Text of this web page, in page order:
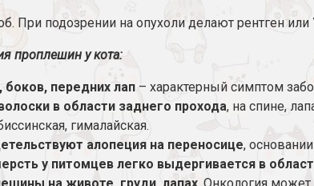
При подозрении на опухоли делают рентген или
проплешин у кота:
передних лап– характерный симптом
в области заднего прохода, на спине,
гималайская.
алопеция на переносице,
у питомцев легко выдергивается в